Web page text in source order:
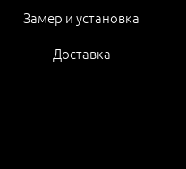
Замер и установка
Доставка